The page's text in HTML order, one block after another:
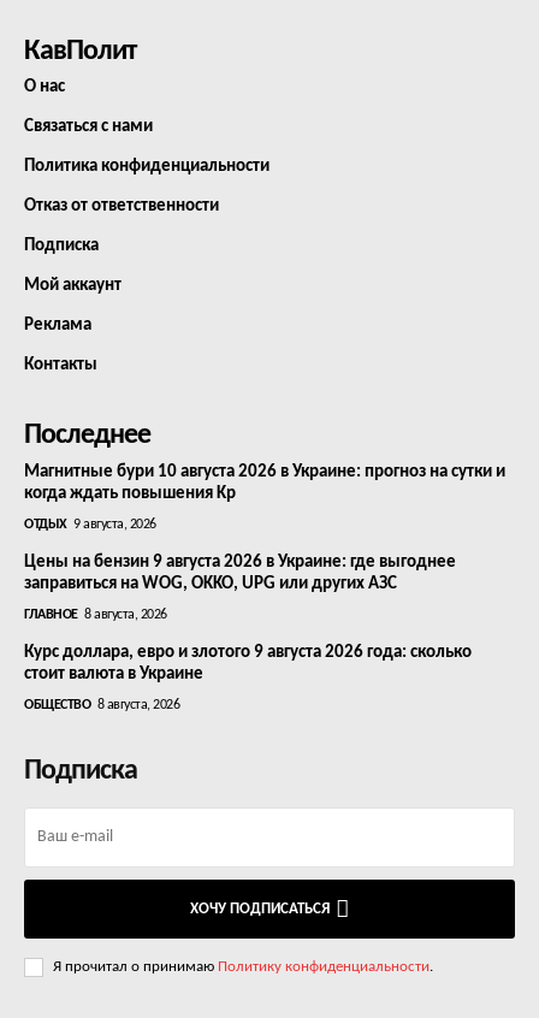
КавПолит
О нас
Связаться с нами
Политика конфиденциальности
Отказ от ответственности
Подписка
Мой аккаунт
Реклама
Контакты
Последнее
Магнитные бури 10 августа 2026 в Украине: прогноз на сутки и
когда ждать повышения Kp
ОТДЫХ 9 августа, 2026
Цены на бензин 9 августа 2026 в Украине: где выгоднее
заправиться на WOG, OKKO, UPG или других АЗС
ГЛАВНОЕ 8 августа, 2026
Курс доллара, евро и злотого 9 августа 2026 года: сколько
стоит валюта в Украине
ОБЩЕСТВО 8 августа, 2026
Подписка
ХОЧУ ПОДПИСАТЬСЯ
Я прочитал о принимаю Политику конфиденциальности.